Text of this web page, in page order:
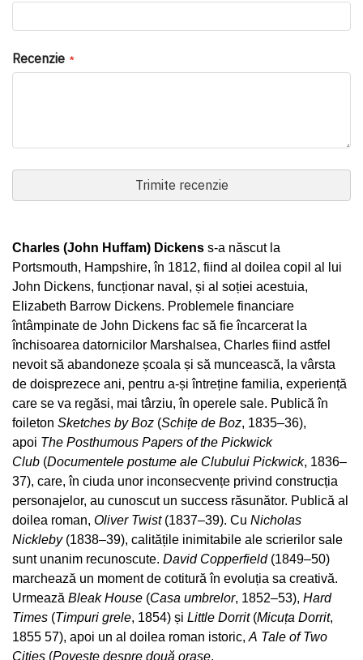
Recenzie
Trimite recenzie
Charles (John Huffam) Dickens s‑a născut la
Portsmouth, Hampshire, în 1812, fiind al doilea copil al lui
John Dickens, funcționar naval, și al soției acestuia,
Elizabeth Barrow Dickens. Problemele financiare
întâmpinate de John Dickens fac să fie încarcerat la
închisoarea datornicilor Marshalsea, Charles fiind astfel
nevoit să abandoneze școala și să muncească, la vârsta
de doisprezece ani, pentru a‑și întreține familia, experiență
care se va regăsi, mai târziu, în operele sale. Publică în
foileton Sketches by Boz (Schițe de Boz, 1835–36),
apoi The Posthumous Papers of the Pickwick
Club (Documentele postume ale Clubului Pickwick, 1836–
37), care, în ciuda unor inconsecvențe privind construcția
personajelor, au cunoscut un success răsunător. Publică al
doilea roman, Oliver Twist(1837–39). Cu Nicholas
Nickleby (1838–39), calitățile inimitabile ale scrierilor sale
sunt unanim recunoscute. David Copperfield (1849–50)
marchează un moment de cotitură în evoluția sa creativă.
Urmează Bleak House (Casa umbrelor, 1852–53), Hard
Times (Timpuri grele, 1854) și Little Dorrit(Micuța Dorrit,
1855 57), apoi un al doilea roman istoric, A Tale of Two
Cities (Poveste despre două orașe,